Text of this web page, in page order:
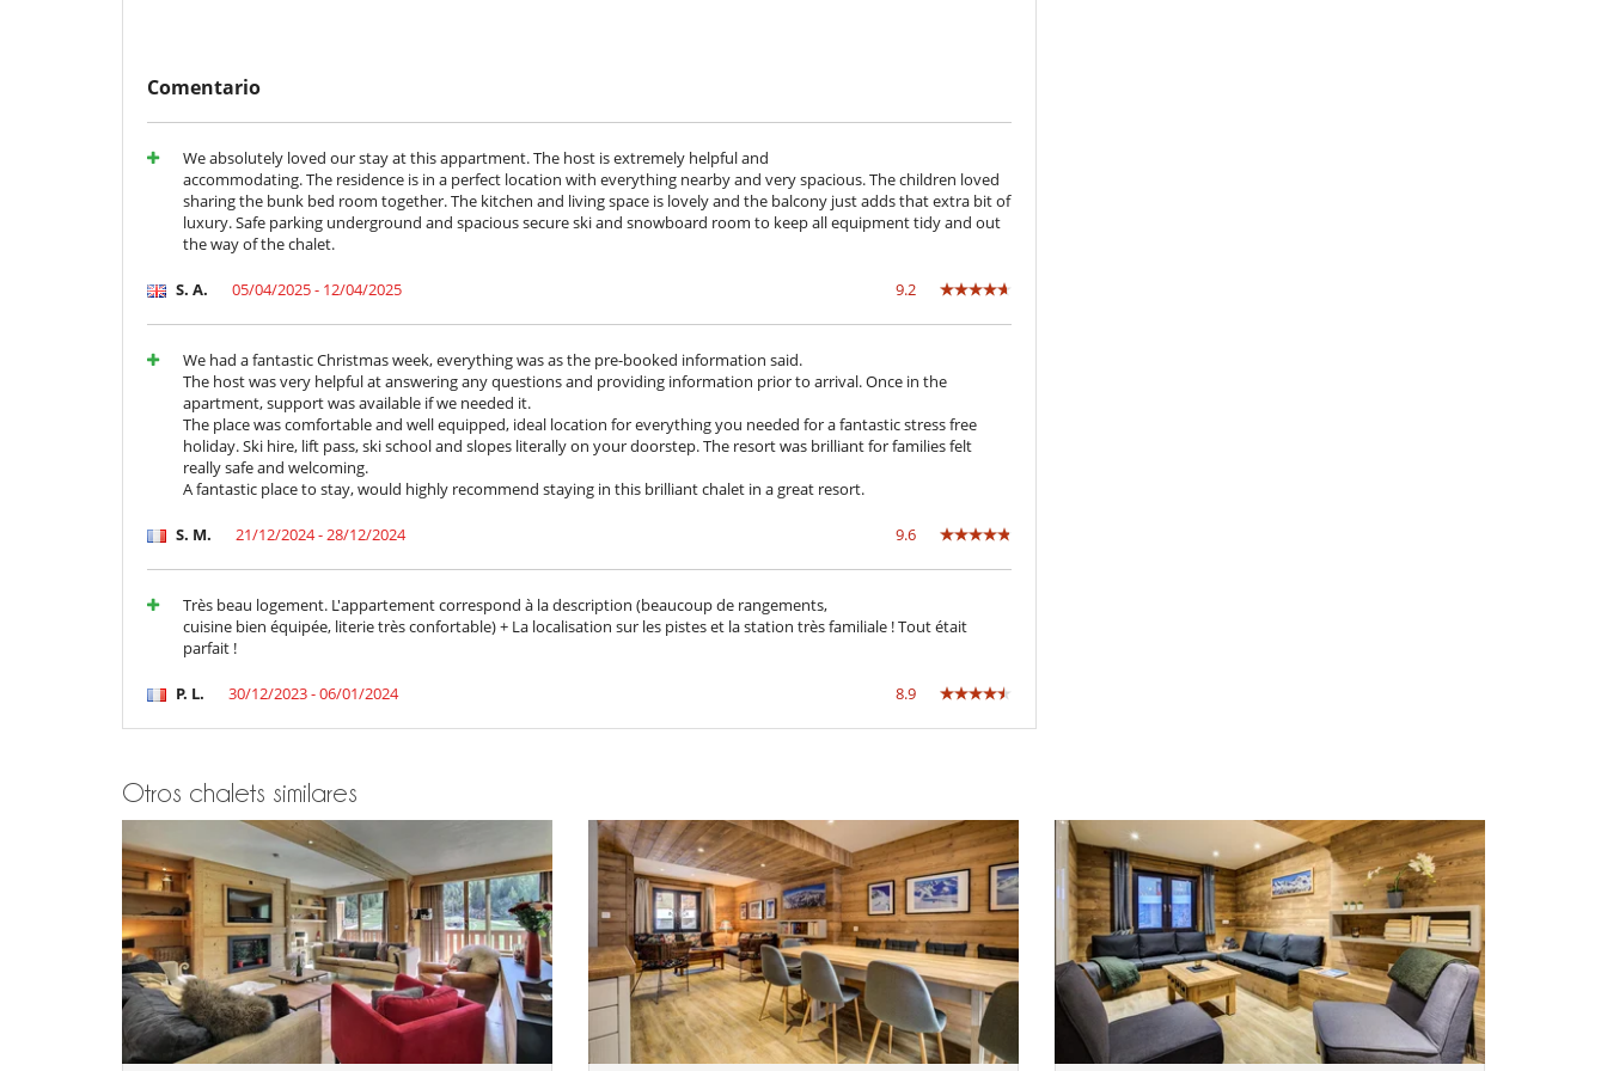
Acceso a internet (wifi)
TV por cable o satélite o internet
Para su comodidad y agrado
Chimenea
Parking privado
Salón y comedor en el mismo espacio
Para sus comidas
Cocine usted mismo
Comentario
We absolutely loved our stay at this appartment. The host is extremely helpful and
accommodating. The residence is in a perfect location with everything nearby and very spacious. The children loved
sharing the bunk bed room together. The kitchen and living space is lovely and the balcony just adds that extra bit of
luxury. Safe parking underground and spacious secure ski and snowboard room to keep all equipment tidy and out
the way of the chalet.
S. A. 05/04/2025 - 12/04/2025 9.2
We had a fantastic Christmas week, everything was as the pre-booked information said.
The host was very helpful at answering any questions and providing information prior to arrival. Once in the
apartment, support was available if we needed it.
The place was comfortable and well equipped, ideal location for everything you needed for a fantastic stress free
holiday. Ski hire, lift pass, ski school and slopes literally on your doorstep. The resort was brilliant for families felt
really safe and welcoming.
A fantastic place to stay, would highly recommend staying in this brilliant chalet in a great resort.
S. M. 21/12/2024 - 28/12/2024 9.6
Très beau logement. L'appartement correspond à la description (beaucoup de rangements,
cuisine bien équipée, literie très confortable) + La localisation sur les pistes et la station très familiale ! Tout était
parfait !
P. L. 30/12/2023 - 06/01/2024 8.9
Otros chalets similares